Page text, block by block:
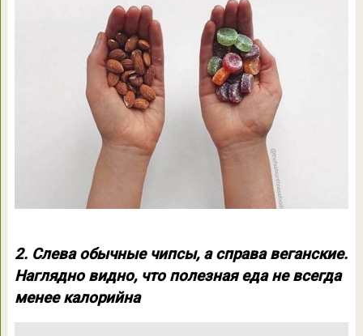
2. Слева обычные чипсы, а справа веганские.
Наглядно видно, что полезная еда не всегда
менее калорийна